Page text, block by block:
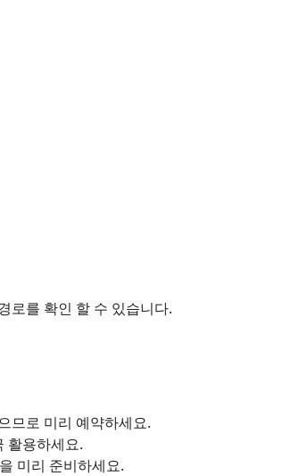
로를 확인 할 수 있습니다.
므로 미리 예약하세요.
활용하세요.
미리 준비하세요.